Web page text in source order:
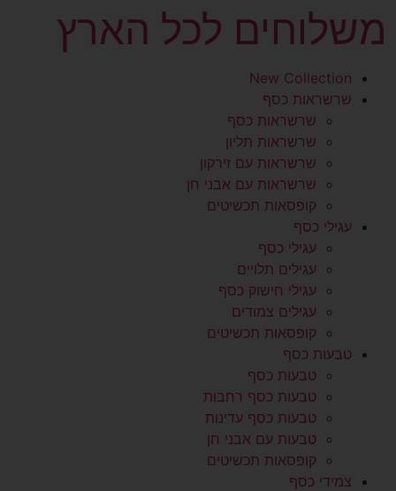
משלוחים לכל הארץ
New Collection
שרשראות כסף
שרשראות כסף
שרשראות תליון
שרשראות עם זירקון
שרשראות עם אבני חן
קופסאות תכשיטים
עגילי כסף
עגילי כסף
עגילים תלויים
עגילי חישוק כסף
עגילים צמודים
קופסאות תכשיטים
טבעות כסף
טבעות כסף
טבעות כסף רחבות
טבעות כסף עדינות
טבעות עם אבני חן
קופסאות תכשיטים
צמידי כסף